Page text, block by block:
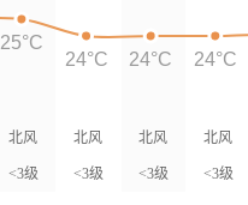
北风
<3级
北风
<3级
北风
<3级
北风
<3级
25°C
24°C
24°C 24°C